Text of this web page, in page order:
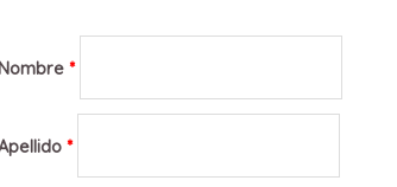
Nombre *
*